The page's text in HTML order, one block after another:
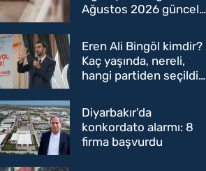
Ağustos 2026 güncel
oldu
Eren Ali Bingöl kimdir?
Kaç yaşında, nereli,
hangi partiden seçildi?
Parti'ye mi geçecek?
Diyarbakır'da
konkordato alarmı: 8
firma başvurdu